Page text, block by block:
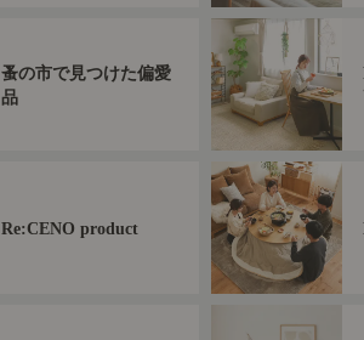
蚤の市で見つけた偏愛
品
Re:CENO product